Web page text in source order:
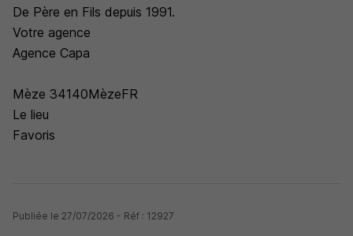
De Père en Fils depuis 1991.
Votre agence
Agence Capa
Mèze 34140MèzeFR
Le lieu
Favoris
Publiée le 27/07/2026 - Réf : 12927